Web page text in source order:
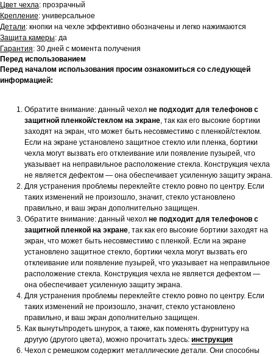
Цвет чехла: прозрачный
Крепление: универсальное
Детали: кнопки на чехле эффективно обозначены и легко нажимаются
Защита камеры: да
Гарантия: 30 дней с момента получения
Перед использованием
Перед началом использования просим ознакомиться со следующей
информацией:
Обратите внимание: данный чехол не подходит для телефонов с
защитной пленкой/стеклом на экране, так как его высокие бортики
заходят на экран, что может быть несовместимо с пленкой/стеклом.
Если на экране установлено защитное стекло или пленка, бортики
чехла могут вызвать его отклеивание или появление пузырей, что
указывает на неправильное расположение стекла. Конструкция чехла
не является дефектом — она обеспечивает усиленную защиту экрана.
Для устранения проблемы переклейте стекло ровно по центру. Если
таких изменений не произошло, значит, стекло установлено
правильно, и ваш экран дополнительно защищен.
Обратите внимание: данный чехол не подходит для телефонов с
защитной пленкой на экране, так как его высокие бортики заходят на
экран, что может быть несовместимо с пленкой. Если на экране
установлено защитное стекло, бортики чехла могут вызвать его
отклеивание или появление пузырей, что указывает на неправильное
расположение стекла. Конструкция чехла не является дефектом —
она обеспечивает усиленную защиту экрана.
Для устранения проблемы переклейте стекло ровно по центру. Если
таких изменений не произошло, значит, стекло установлено
правильно, и ваш экран дополнительно защищен.
Как вынуть/продеть шнурок, а также, как поменять фурнитуру на
другую (другого цвета), можно прочитать здесь: инструкция
Чехол с ремешком содержит металлические детали. Они способны